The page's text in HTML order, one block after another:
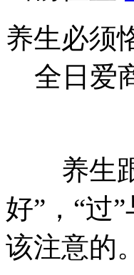
养生必须
全日爱
养生跟
好”，“过
该注意的。